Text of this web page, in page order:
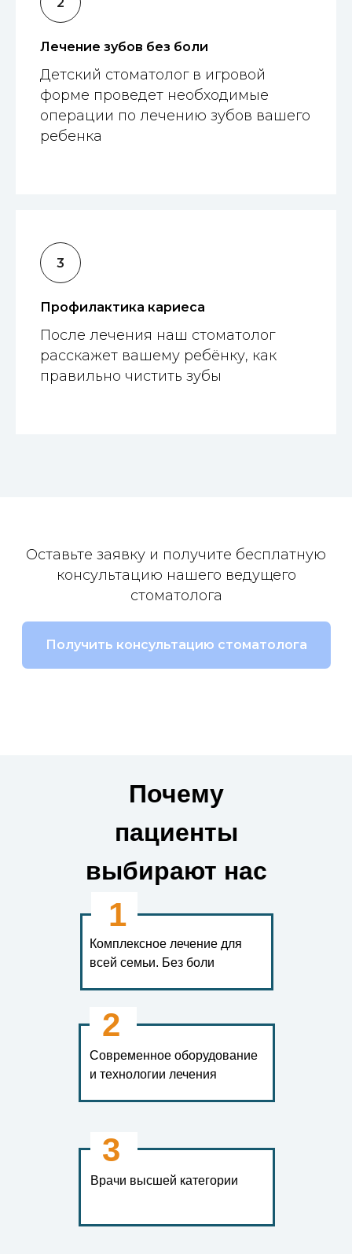
Лечение зубов без боли
Детский стоматолог в игровой
форме проведет необходимые
операции по лечению зубов вашего
ребенка
Профилактика кариеса
После лечения наш стоматолог
расскажет вашему ребёнку, как
правильно чистить зубы
Оставьте заявку и получите бесплатную
консультацию нашего ведущего
стоматолога
Получить консультацию стоматолога
Почему
пациенты
выбирают нас
1
2
3
Комплексное лечение для
всей семьи. Без боли
Современное оборудование
и технологии лечения
Врачи высшей категории